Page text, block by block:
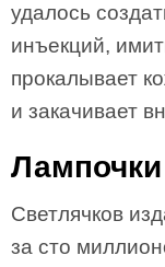
удалось
инъекций,
прокалывает
и закачивает
Светлячков
за сто